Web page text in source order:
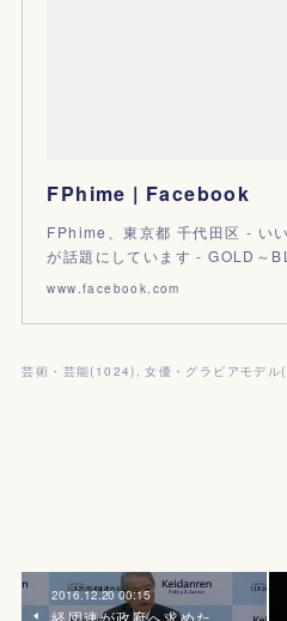
FPhime | Facebook
FPhime、東京都 千代田区 - い
が話題にしています - GOLD～
www.facebook.com
芸術・芸能( 1024) 女優・グラビアモデル(
2016.12.20 00:15
経団連が政府へ求めた